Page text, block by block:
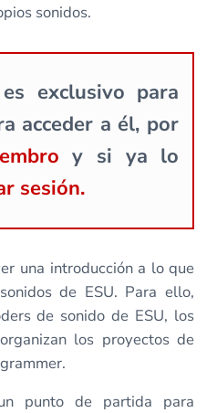
sonidos.
exclusivo para
acceder a él, por
y si ya lo
sesión.
una introducción a lo que
de ESU. Para ello,
de sonido de ESU, los
los proyectos de
punto de partida para